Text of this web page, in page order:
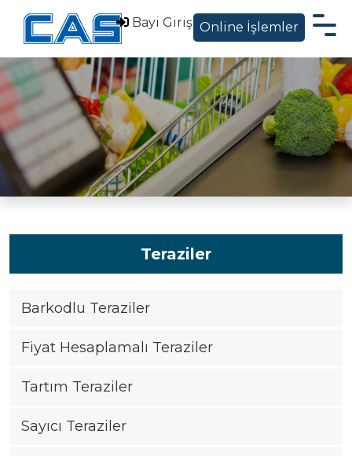
Bayi Giriş Online İşlemler
Hakkımızda
Ürünler
Sektörel Çözümler
Servis Destek
EN
Teraziler
Barkodlu Teraziler
Fiyat Hesaplamalı Teraziler
Tartım Teraziler
Sayıcı Teraziler